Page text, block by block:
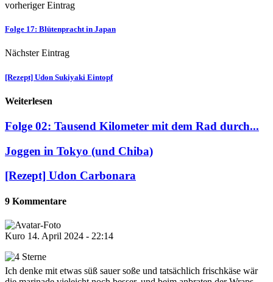
vorheriger Eintrag
Folge 17: Blütenpracht in Japan
Nächster Eintrag
[Rezept] Udon Sukiyaki Eintopf
Weiterlesen
Folge 02: Tausend Kilometer mit dem Rad durch...
Joggen in Tokyo (und Chiba)
[Rezept] Udon Carbonara
9 Kommentare
Kuro 14. April 2024 - 22:14
Ich denke mit etwas süß sauer soße und tatsächlich frischkäse wär